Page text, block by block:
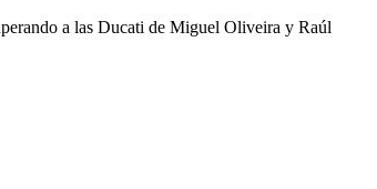
a las Ducati de Miguel Oliveira y Raúl